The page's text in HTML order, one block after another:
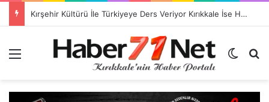
TSO Başkan Adayı Emrah Doğan’dan EXPOKALE Vizyonu
Dış